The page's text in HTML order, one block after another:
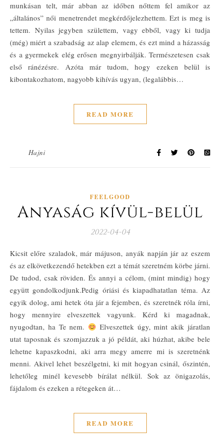
munkásan telt, már abban az időben nőttem fel amikor az
„általános” női menetrendet megkérdőjelezhettem. Ezt is meg is
tettem. Nyilas jegyben születtem, vagy ebből, vagy ki tudja
(még) miért a szabadság az alap elemem, és ezt mind a házasság
és a gyermekek elég erősen megnyirbálják. Természetesen csak
első ránézésre. Azóta már tudom, hogy ezeken belül is
kibontakozhatom, nagyobb kihívás ugyan, (legalábbis…
READ MORE
Hajni
FEELGOOD
Anyaság kívül-belül
2022-04-04
Kicsit előre szaladok, már májuson, anyák napján jár az eszem
és az elkövetkezendő hetekben ezt a témát szeretném körbe járni.
De tudod, csak röviden. És annyi a célom, (mint mindig) hogy
együtt gondolkodjunk.Pedig óriási és kiapadhatatlan téma. Az
egyik dolog, ami hetek óta jár a fejemben, és szeretnék róla írni,
hogy mennyire elveszettek vagyunk. Kérd ki magadnak,
nyugodtan, ha Te nem.
Elveszettek úgy, mint akik járatlan
utat taposnak és szomjazzuk a jó példát, aki húzhat, akibe bele
lehetne kapaszkodni, aki arra megy amerre mi is szeretnénk
menni. Akivel lehet beszélgetni, ki mit hogyan csinál, őszintén,
lehetőleg minél kevesebb bírálat nélkül. Sok az önigazolás,
fájdalom és ezeken a rétegeken át…
READ MORE